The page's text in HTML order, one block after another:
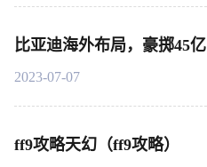
比亚迪海外布局，豪掷45亿
2023-07-07
ff9攻略天幻（ff9攻略）